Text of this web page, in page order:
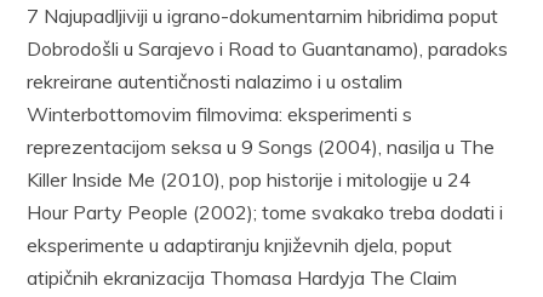
7 Najupadljiviji u igrano-dokumentarnim hibridima poput
Dobrodošli u Sarajevo i Road to Guantanamo), paradoks
rekreirane autentičnosti nalazimo i u ostalim
Winterbottomovim filmovima: eksperimenti s
reprezentacijom seksa u 9 Songs (2004), nasilja u The
Killer Inside Me (2010), pop historije i mitologije u 24
Hour Party People (2002); tome svakako treba dodati i
eksperimente u adaptiranju književnih djela, poput
atipičnih ekranizacija Thomasa Hardyja The Claim